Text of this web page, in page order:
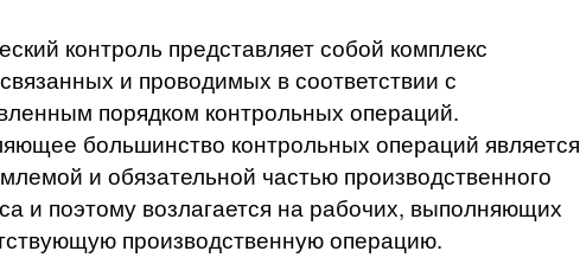
контроль представляет собой комплекс
и проводимых в соответствии с
порядком контрольных операций.
большинство контрольных операций является
и обязательной частью производственного
и поэтому возлагается на рабочих, выполняющих
производственную операцию.